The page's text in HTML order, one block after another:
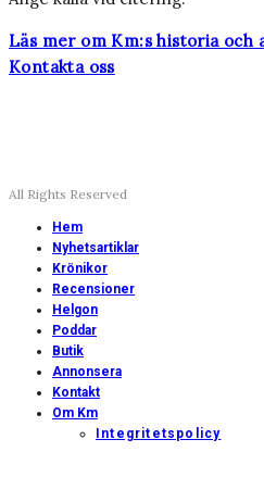
Läs mer om Km:s historia och
Kontakta oss
All Rights Reserved
Hem
Nyhetsartiklar
Krönikor
Recensioner
Helgon
Poddar
Butik
Annonsera
Kontakt
Om Km
Integritetspolicy